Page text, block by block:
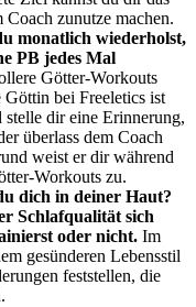
Coach zunutze machen.
monatlich wiederholst,
PB jedes Mal
Götter-Workouts
bei Freeletics ist
dir eine Erinnerung,
überlass dem Coach
weist er dir während
Workouts zu.
dich in deiner Haut?
Schlafqualität sich
oder nicht. Im
gesünderen Lebensstil
feststellen, die